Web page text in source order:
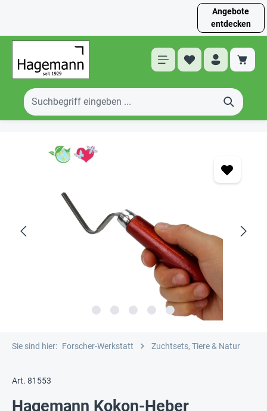
Angebote
entdecken
Sie sind hier: Forscher-Werkstatt Zuchtsets, Tiere & Natur
Art. 81553
Hagemann Kokon-Heber